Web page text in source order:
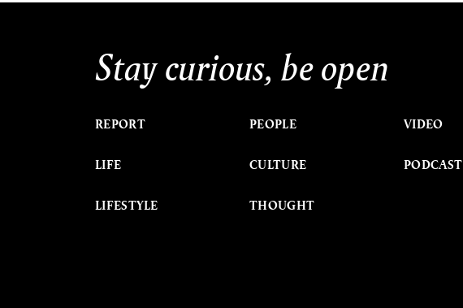
Stay curious, be open
REPORT
LIFE
LIFESTYLE
PEOPLE
CULTURE
THOUGHT
VIDEO
PODCAST